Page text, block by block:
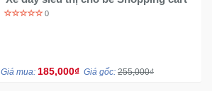
0
Giá mua: 185,000₫ Giá gốc: 255,000₫